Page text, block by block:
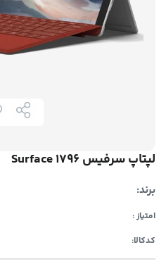
لپتاپ سرفیس Surface 1796
برند:
امتیاز :
کدکالا: